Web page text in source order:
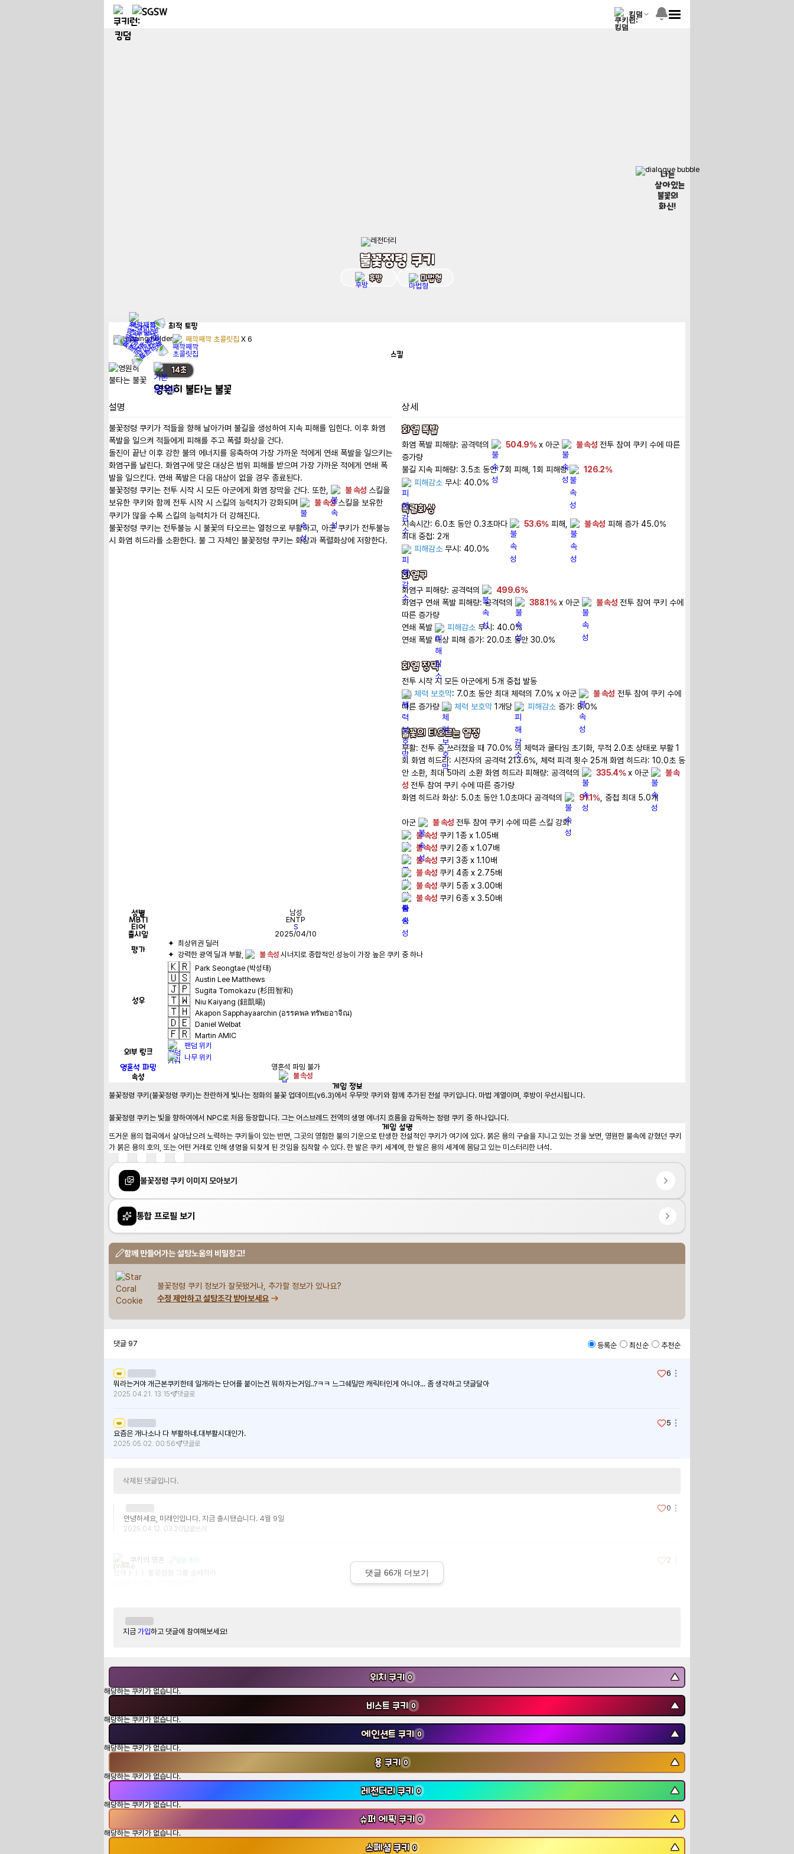
킹덤
나는
살아있는
불꽃의
화신!
불꽃정령 쿠키
후방 마법형
최적 토핑
째깍째깍 초콜릿칩 X 6
스킬
14초
영원히 불타는 불꽃
설명
불꽃정령 쿠키가 적들을 향해 날아가며 불길을 생성하여 지속 피해를 입힌다. 이후 화염
폭발을 일으켜 적들에게 피해를 주고 폭렬 화상을 건다.
돌진이 끝난 이후 강한 불의 에너지를 응축하여 가장 가까운 적에게 연쇄 폭발을 일으키는
화염구를 날린다. 화염구에 맞은 대상은 범위 피해를 받으며 가장 가까운 적에게 연쇄 폭
발을 일으킨다. 연쇄 폭발은 다음 대상이 없을 경우 종료된다.
불꽃정령 쿠키는 전투 시작 시 모든 아군에게 화염 장막을 건다. 또한,
불 속성 스킬을
보유한 쿠키와 함께 전투 시작 시 스킬의 능력치가 강화되며
불 속성 스킬을 보유한
쿠키가 많을 수록 스킬의 능력치가 더 강해진다.
불꽃정령 쿠키는 전투불능 시 불꽃의 타오르는 열정으로 부활하고, 아군 쿠키가 전투불능
시 화염 히드라를 소환한다. 불 그 자체인 불꽃정령 쿠키는 화상과 폭렬화상에 저항한다.
상세
화염 폭발
화염 폭발 피해량: 공격력의 504.9% x 아군 불 속성 전투 참여 쿠키 수에 따른
증가량
불길 지속 피해량: 3.5초 동안 7회 피해, 1회 피해량
126.2%
피해감소 무시: 40.0%
폭렬화상
지속시간: 6.0초 동안 0.3초마다 53.6% 피해, 불 속성 피해 증가 45.0%
피해감소 무시: 40.0%
화염구
화염구 피해량: 공격력의
499.6%
화염구 연쇄 폭발 피해량: 공격력의
388.1% x 아군 불 속성 전투 참여 쿠키 수에
따른 증가량
연쇄 폭발
피해감소 무시: 40.0%
연쇄 폭발 대상 피해 증가: 20.0초 동안 30.0%
화염 장막
체력 보호막: 7.0초 동안 최대 체력의 7.0% x 아군 불 속성 전투 참여 쿠키 수에
따른 증가량
체력 보호막 1개당 피해감소 증가: 8.0%
불꽃의 타오르는 열정
부활: 전투 중 쓰러졌을 때 70.0% 의 체력과 쿨타임 초기화, 무적 2.0초 상태로 부활 1
회 화염 히드라: 시전자의 공격력 213.6%, 체력 피격 횟수 25개 화염 히드라: 10.0초 동
안 소환, 최대 5마리 소환 화염 히드라 피해량: 공격력의
335.4% x 아군
불 속
성 전투 참여 쿠키 수에 따른 증가량
화염 히드라 화상: 5.0초 동안 1.0초마다 공격력의
91.1%, 중첩 최대 5.0개
아군 불 속성
전투 참여 쿠키 수에 따른 스킬 강화
불 속성
불 속성
불 속성
불 속성
불 속성
불 속성 쿠키 6종 x 3.50배
성별 남성
MBTI ENTP
티어 S
출시일 2025/04/10
평가
✦  강력한 광역 딜과 부활,
불 속성
성우
🇰🇷 Park Seongtae (박성태)
🇺🇸 Austin Lee Matthews
🇯🇵 Sugita Tomokazu (杉田智和)
🇹🇼 Niu Kaiyang (鈕凱暘)
🇹🇭 Akapon Sapphayaarchin (อรรคพล ทรัพยอาจิณ)
🇩🇪 Daniel Welbat
🇫🇷 Martin AMIC
외부 링크
팬덤 위키
나무 위키
영혼석 파밍 영혼석 파밍 불가
속성 불 속성
게임 정보
불꽃정령 쿠키(불꽃정령 쿠키)는 찬란하게 빛나는 정화의 불꽃 업데이트(v6.3)에서 우무맛 쿠키와 함께 추가된 전설 쿠키입니다. 마법 계열이며, 후방이 우선시됩니다.
불꽃정령 쿠키는 빛을 향하여에서 NPC로 처음 등장합니다. 그는 어스브레드 전역의 생명 에너지 흐름을 감독하는 정령 쿠키 중 하나입니다.
게임 설명
뜨거운 용의 협곡에서 살아남으려 노력하는 쿠키들이 있는 반면, 그곳의 영험한 불의 기운으로 탄생한 전설적인 쿠키가 여기에 있다. 붉은 용의 구슬을 지니고 있는 것을 보면, 영원한 불속에 갇혔던 쿠키
가 붉은 용의 호의, 또는 어떤 거래로 인해 생명을 되찾게 된 것임을 짐작할 수 있다. 한 발은 쿠키 세계에, 한 발은 용의 세계에 몸담고 있는 미스터리한 녀석.
불꽃정령 쿠키 이미지 모아보기
통합 프로필 보기
함께 만들어가는 설탕노움의 비밀창고!
불꽃정령 쿠키 정보가 잘못됐거나, 추가할 정보가 있나요?
수정 제안하고 설탕조각 받아보세요
댓글 97 등록순 최신순 추천순
👑
6
뭐라는거야 개근본쿠키한테 일개라는 단어를 붙이는건 뭐하자는거임..?ㅋㅋ 느그쉐밀만 캐릭터인게 아니야... 좀 생각하고 댓글달아
2025.04.21. 13:15 댓글로
👑
5
요즘은 개나소나 다 부활하네.대부활시대인가.
2025.05.02. 00:56 댓글로
삭제된 댓글입니다.
0
안녕하세요, 미래인입니다. 지금 출시됐습니다. 4월 9일
2025.04.12. 03:20답글쓰기
쿠키의 영혼 글쓴 쿠키
2
으아ㅏㅏㅏ 불꽃정령 그를 숭배하라
댓글 66개 더보기
지금 가입하고 댓글에 참여해보세요!
위치 쿠키 0 ▼
해당하는 쿠키가 없습니다.
비스트 쿠키 0 ▼
해당하는 쿠키가 없습니다.
에인션트 쿠키 0 ▼
해당하는 쿠키가 없습니다.
용 쿠키 0 ▼
해당하는 쿠키가 없습니다.
레전더리 쿠키 0 ▼
해당하는 쿠키가 없습니다.
슈퍼 에픽 쿠키 0 ▼
해당하는 쿠키가 없습니다.
스페셜 쿠키 0 ▼